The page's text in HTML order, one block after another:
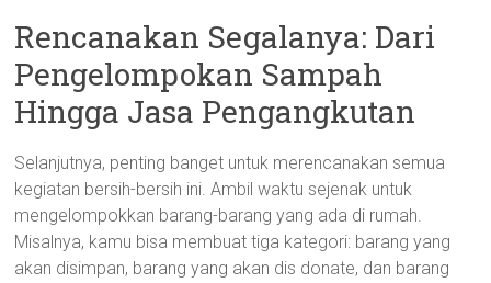
Rencanakan Segalanya: Dari
Pengelompokan Sampah
Hingga Jasa Pengangkutan
Selanjutnya, penting banget untuk merencanakan semua
kegiatan bersih-bersih ini. Ambil waktu sejenak untuk
mengelompokkan barang-barang yang ada di rumah.
Misalnya, kamu bisa membuat tiga kategori: barang yang
akan disimpan, barang yang akan dis donate, dan barang